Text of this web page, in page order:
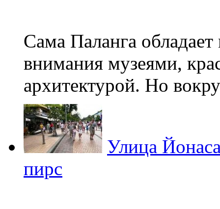
Сама Паланга
внимания музеями,
архитектурой. Но
Улица
пирс